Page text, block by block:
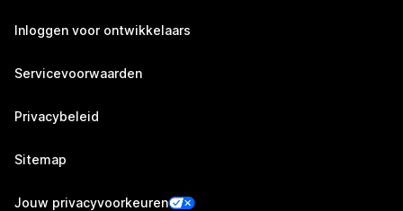
Inloggen voor ontwikkelaars
Servicevoorwaarden
Privacybeleid
Sitemap
Jouw privacyvoorkeuren